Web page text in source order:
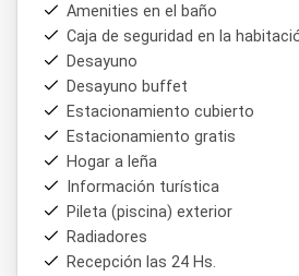
Amenities en el baño
Caja de seguridad en la
Desayuno
Desayuno buffet
Estacionamiento cubierto
Estacionamiento gratis
Hogar a leña
Información turística
Pileta (piscina) exterior
Radiadores
Recepción las 24 Hs.